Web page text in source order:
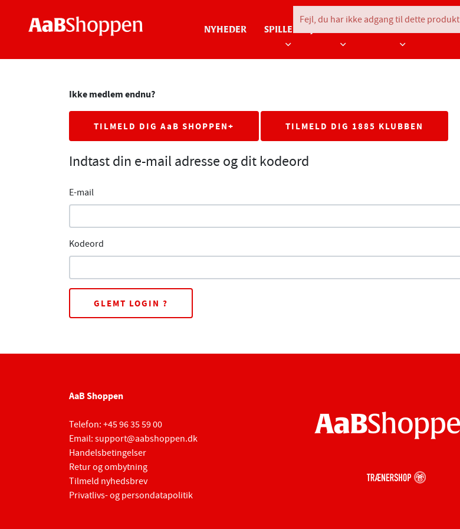
NYHEDER SPILLERTØJ
Ikke medlem endnu?
TILMELD DIG AaB SHOPPEN+ TILMELD DIG 1885 KLUBBEN
Indtast din e-mail adresse og dit kodeord
E-mail
Kodeord
GLEMT LOGIN ?
AaB Shoppen
Telefon: +45 96 35 59 00
Email: support@aabshoppen.dk
Handelsbetingelser
Retur og ombytning
Tilmeld nyhedsbrev
Privatlivs- og persondatapolitik
Fejl, du har ikke adgang til dette produkt